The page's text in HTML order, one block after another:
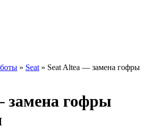
» Seat » Seat Altea — замена гофры
замена гофры